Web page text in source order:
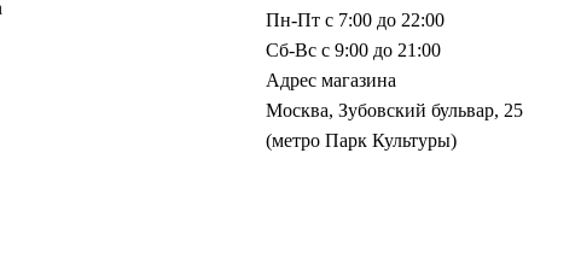
Пн-Пт с 7:00 до 22:00
Сб-Вс с 9:00 до 21:00
Адрес магазина
Москва, Зубовский бульвар, 25
(метро Парк Культуры)